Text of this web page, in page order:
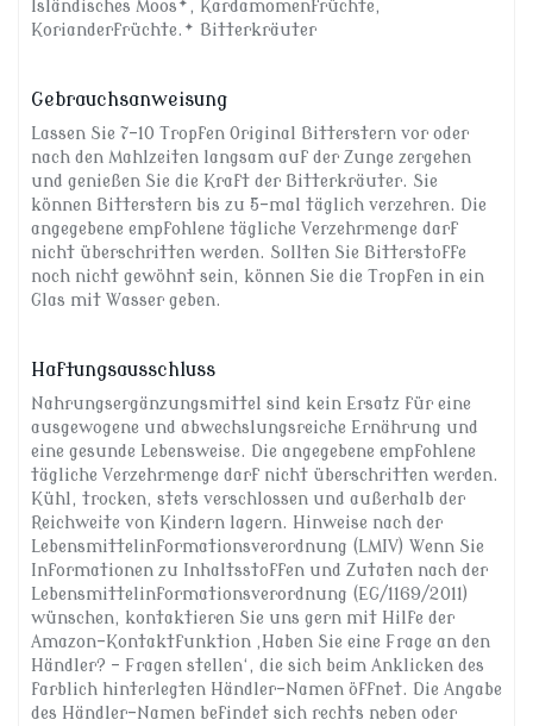
Isländisches Moos*, Kardamomenfrüchte,
Korianderfrüchte.* Bitterkräuter
Gebrauchsanweisung
Lassen Sie 7-10 Tropfen Original Bitterstern vor oder
nach den Mahlzeiten langsam auf der Zunge zergehen
und genießen Sie die Kraft der Bitterkräuter. Sie
können Bitterstern bis zu 5-mal täglich verzehren. Die
angegebene empfohlene tägliche Verzehrmenge darf
nicht überschritten werden. Sollten Sie Bitterstoffe
noch nicht gewöhnt sein, können Sie die Tropfen in ein
Glas mit Wasser geben.
Haftungsausschluss
Nahrungsergänzungsmittel sind kein Ersatz für eine
ausgewogene und abwechslungsreiche Ernährung und
eine gesunde Lebensweise. Die angegebene empfohlene
tägliche Verzehrmenge darf nicht überschritten werden.
Kühl, trocken, stets verschlossen und außerhalb der
Reichweite von Kindern lagern. Hinweise nach der
Lebensmittelinformationsverordnung (LMIV) Wenn Sie
Informationen zu Inhaltsstoffen und Zutaten nach der
Lebensmittelinformationsverordnung (EG/1169/2011)
wünschen, kontaktieren Sie uns gern mit Hilfe der
Amazon-Kontaktfunktion ‚Haben Sie eine Frage an den
Händler? – Fragen stellen‘, die sich beim Anklicken des
farblich hinterlegten Händler-Namen öffnet. Die Angabe
des Händler-Namen befindet sich rechts neben oder